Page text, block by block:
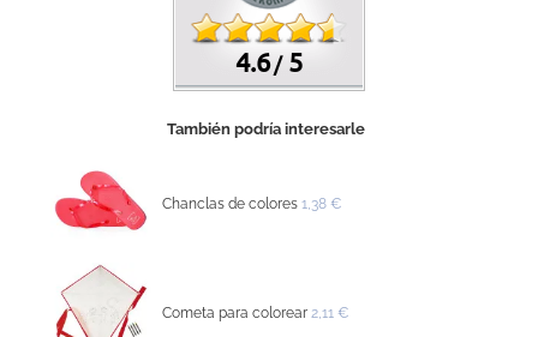
4.6 /5
También podría interesarle
Chanclas de colores 1,38 €
Cometa para colorear 2,11 €